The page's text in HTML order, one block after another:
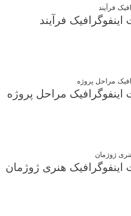
اینفوگرافیک فرآیند
اینفوگرافیک مراحل پروژه
اینفوگرافیک هنری ژوژمان